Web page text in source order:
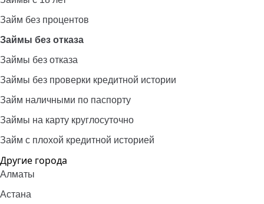
Займ без процентов
Займы без отказа
Займы без отказа
Займы без проверки кредитной истории
Займ наличными по паспорту
Займы на карту круглосуточно
Займ с плохой кредитной историей
Другие города
Алматы
Астана